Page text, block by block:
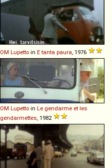
OM Lupetto in E tanta paura , 1976
OM Lupetto in Le gendarme et les
gendarmettes , 1982